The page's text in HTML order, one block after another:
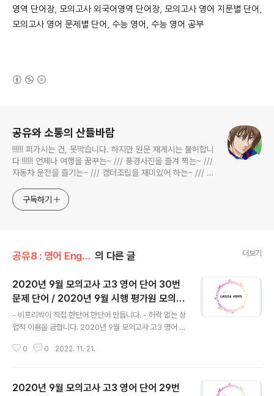
영역 단어장, 모의고사 외국어영역 단어장, 모의고사 영어 지문별 단어,
모의고사 영어 문제별 단어, 수능 영어, 수능 영어 공부
공유와 소통의 산들바람
!!!!!! 퍼가시는 건, 못막습니다. 하지만 원문 재게시는 불허합니
다 !!!!!! 언제나 여행을 꿈꾸는~ /// 풍경사진을 즐겨 찍는~ ///
자동차 운전을 즐기는~ /// 컴터조립을 재미있어 하는~ /// 고
식하는 미드가 있는~ /// 사회적 이슈에 발언하는~ 不老巨
구독하기
공유8 : 영어 English/평가원 모의고사 단어 의 다른 글 더보기
2020년 9월 모의고사 고3 영어 단어 30번
문제 단어 / 2020년 9월 시행 평가원 모의고
사 / 2020년 고3 9월 모의고사 단어 영어영
역, 고3 모의고사 영어 지문별 단어, 평가원 영
어 모의고사 단어장
- 비프리박이 직접 한단어 한단어 만듭니다. - 허락 없는 상
업적 이용을 금합니다. 2020년 9월 모의고사 고3 영어 단
문 단어 think of A A에 관해 생각하다 find it difficult n
hought 사고, 생각 (← think) suppress 억제하다, 억압
0 0 2022. 11. 21.
2020년 9월 모의고사 고3 영어 단어 29번